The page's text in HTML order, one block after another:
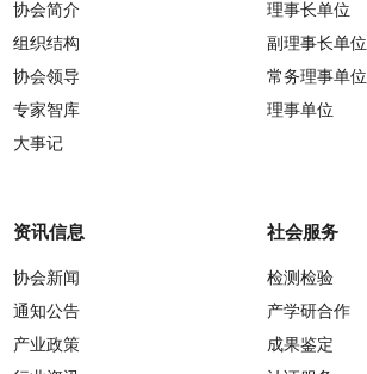
协会简介
组织结构
协会领导
专家智库
大事记
理事长单位
副理事长单位
常务理事单位
理事单位
资讯信息
协会新闻
通知公告
产业政策
社会服务
检测检验
产学研合作
成果鉴定